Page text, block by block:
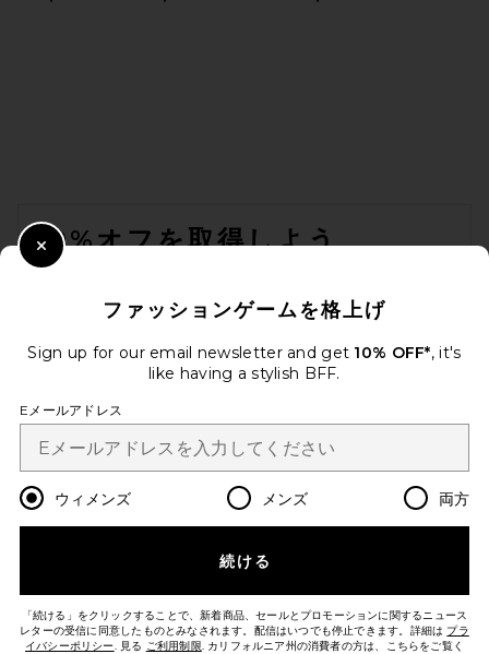
10%オフを取得しよう
も配信停止できます。
プライバシーポリシー
Change Country Regions
ja USD
改善にご協力ください！
ファッションゲームを格上げ
Sign up for our email newsletter and get 10% OFF*, it's
like having a stylish BFF.
Eメールアドレス
ウィメンズ メンズ 両方
続ける
「続ける」をクリックすることで、新着商品、セールとプロモーションに関するニュース
レターの受信に同意したものとみなされます。配信はいつでも停止できます。詳細は プラ
イバシーポリシー. 見る ご利用制限. カリフォルニア州の消費者の方は、こちらをご覧く
Close Modal